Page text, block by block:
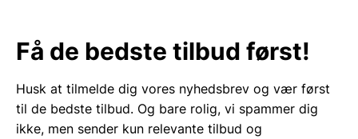
Få de bedste tilbud først!
Husk at tilmelde dig vores nyhedsbrev og vær først
til de bedste tilbud. Og bare rolig, vi spammer dig
ikke, men sender kun relevante tilbud og